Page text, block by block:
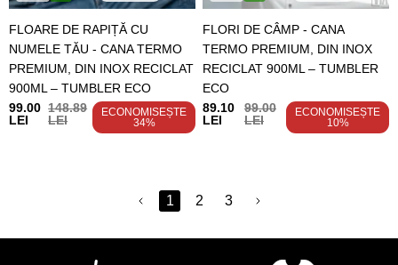
FLOARE DE RAPIȚĂ CU
NUMELE TĂU - CANA TERMO
PREMIUM, DIN INOX RECICLAT
900ML – TUMBLER ECO
99.00
LEI
148.89
LEI
ECONOMISEȘTE
34%
FLORI DE CÂMP - CANA
TERMO PREMIUM, DIN INOX
RECICLAT 900ML – TUMBLER
ECO
89.10
LEI
99.00
LEI
ECONOMISEȘTE
10%
1 2 3